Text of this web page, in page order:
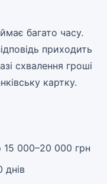
багато часу.
приходить
схвалення гроші
картку.
15 000–20 000 грн
днів